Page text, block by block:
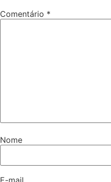
Comentário *
Nome
E-mail